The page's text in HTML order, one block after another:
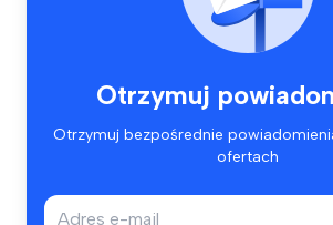
Otrzymuj
Otrzymuj bezpośrednie
ofertach